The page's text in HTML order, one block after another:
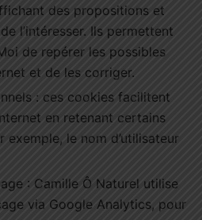
des propositions et
l’intéresser. Ils permettent
de repérer les possibles
et de les corriger.
: ces cookies facilitent
en retenant certains
le nom d’utilisateur
: Camille Ô Naturel utilise
via Google Analytics, pour